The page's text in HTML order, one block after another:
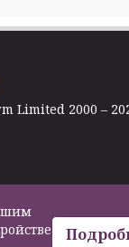
Limited 2000 –